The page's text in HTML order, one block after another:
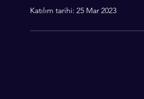
Katılım tarihi: 25 Mar 2023